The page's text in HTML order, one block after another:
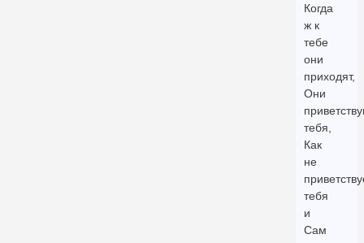
Когда
ж к
тебе
они
приходят,
Они
тебя,
Как
не
тебя
и
Сам